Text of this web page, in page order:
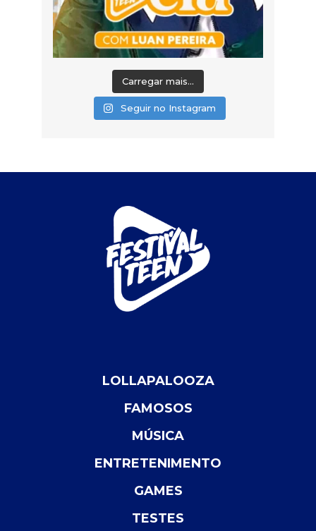
Carregar mais...
Seguir no Instagram
LOLLAPALOOZA
FAMOSOS
MÚSICA
ENTRETENIMENTO
GAMES
TESTES